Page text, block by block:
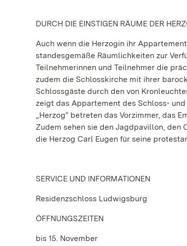
DURCH DIE EINSTIGEN RÄUME DER
Auch wenn die Herzogin ihr
standesgemäße Räumlichkeiten zur
Teilnehmerinnen und Teilnehmer die
zudem die Schlosskirche mit ihrer
Schlossgäste durch den von
zeigt das Appartement des Schloss-
„Herzog“ betreten das Vorzimmer, das
Zudem sehen sie den Jagdpavillon,
die Herzog Carl Eugen für seine
SERVICE UND INFORMATIONEN
Residenzschloss Ludwigsburg
ÖFFNUNGSZEITEN
bis 15. November